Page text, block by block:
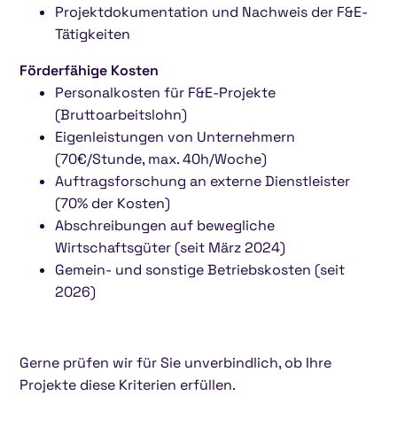
Projektdokumentation und Nachweis der F&E-
Tätigkeiten
Förderfähige Kosten
Personalkosten für F&E-Projekte
(Bruttoarbeitslohn)
Eigenleistungen von Unternehmern
(70€/Stunde, max. 40h/Woche)
Auftragsforschung an externe Dienstleister
(70% der Kosten)
Abschreibungen auf bewegliche
Wirtschaftsgüter (seit März 2024)
Gemein- und sonstige Betriebskosten (seit
2026)
Gerne prüfen wir für Sie unverbindlich, ob Ihre
Projekte diese Kriterien erfüllen.